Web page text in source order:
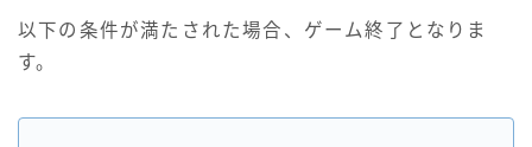
以下の条件が満たされた場合、ゲーム終了となりま
す。